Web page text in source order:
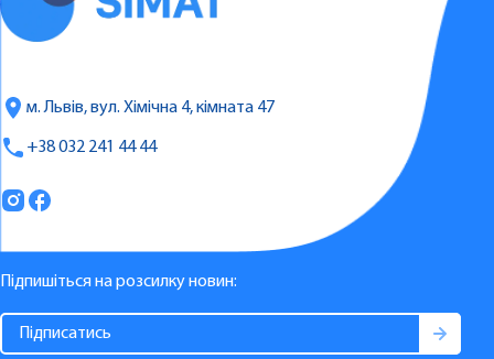
м. Львів, вул. Хімічна 4, кімната 47
+38 032 241 44 44
Підпишіться на розсилку новин: